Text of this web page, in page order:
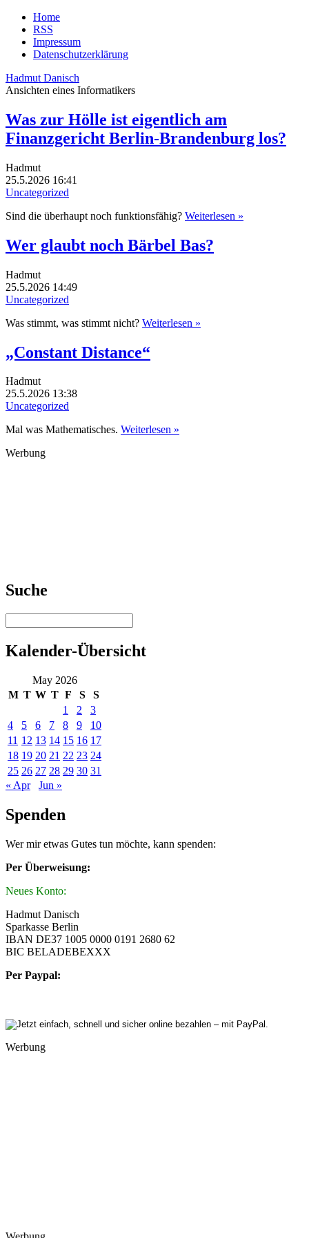
Home
RSS
Impressum
Datenschutzerklärung
Hadmut Danisch
Ansichten eines Informatikers
Was zur Hölle ist eigentlich am
Finanzgericht Berlin-Brandenburg los?
Hadmut
25.5.2026 16:41
Uncategorized
Sind die überhaupt noch funktionsfähig? Weiterlesen »
Wer glaubt noch Bärbel Bas?
Hadmut
25.5.2026 14:49
Uncategorized
Was stimmt, was stimmt nicht? Weiterlesen »
„Constant Distance“
Hadmut
25.5.2026 13:38
Uncategorized
Mal was Mathematisches. Weiterlesen »
Werbung
Suche
Kalender-Übersicht
May 2026
M T W T F S
S
1
2
3
4
5 6 7 8 9
10
11 12 13 14 15 16 17
18 19 20 21 22 23 24
25 26 27 28 29 30 31
« Apr
Jun »
Spenden
Wer mir etwas Gutes tun möchte, kann spenden:
Per Überweisung:
Neues Konto:
Hadmut Danisch
Sparkasse Berlin
IBAN DE37 1005 0000 0191 2680 62
BIC BELADEBEXXX
Per Paypal:
Werbung